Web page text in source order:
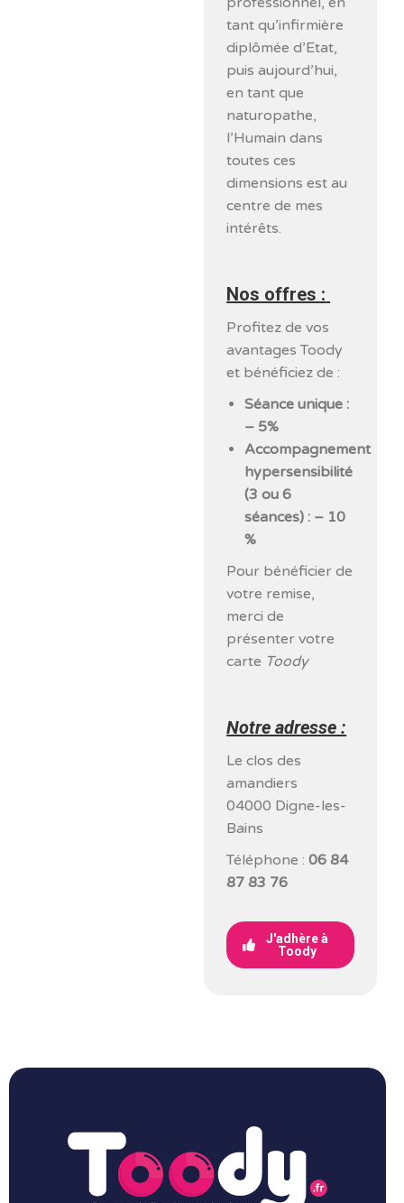
tant qu’infirmière
diplômée d’Etat,
puis aujourd’hui,
en tant que
naturopathe,
l’Humain dans
toutes ces
dimensions est au
centre de mes
intérêts.
Nos offres :
Profitez de vos
avantages Toody
et bénéficiez de :
Séance unique :
– 5%
Accompagnement
hypersensibilité
(3 ou 6
séances) : – 10
%
Pour bénéficier de
votre remise,
merci de
présenter votre
carte Toody
Notre adresse :
Le clos des
amandiers
04000 Digne-les-
Bains
Téléphone :06 84
87 83 76
J'adhère à
Toody